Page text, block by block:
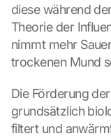
diese während
Theorie der
nimmt mehr
trockenen Mund
Die Förderung
grundsätzlich
filtert und